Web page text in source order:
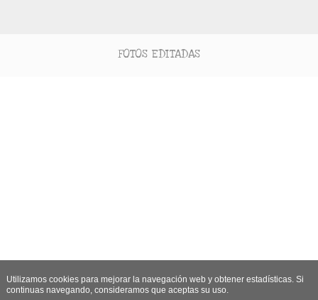
FOTOS EDITADAS
Utilizamos cookies para mejorar la navegación web y obtener estadísticas. Si
continuas navegando, consideramos que aceptas su uso.